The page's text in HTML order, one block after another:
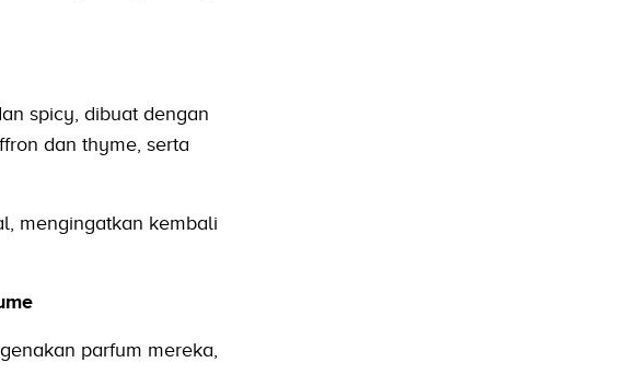
spicy, dibuat dengan
dan thyme, serta
mengingatkan kembali
parfum mereka,